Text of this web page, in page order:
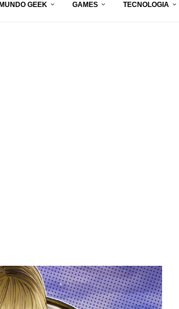
MUNDO GEEK GAMES TECNOLOGIA